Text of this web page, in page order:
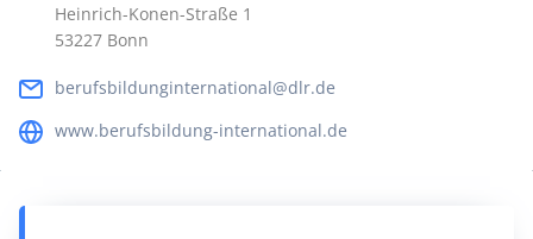
Heinrich-Konen-Straße 1
53227 Bonn
berufsbildunginternational@dlr.de
www.berufsbildung-international.de